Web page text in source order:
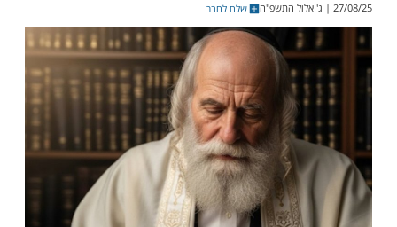
לשמוע ולחזק את האמונה שלכם בהנהגת ה'
בדברי הרב אלימלך בידרמן
שלח לחבר